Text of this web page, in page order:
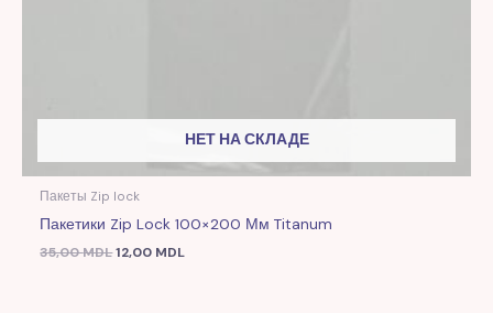
НЕТ НА СКЛАДЕ
Пакеты Zip lock
Пакетики Zip Lock 100×200 Мм Titanum
35,00MDL12,00 MDL